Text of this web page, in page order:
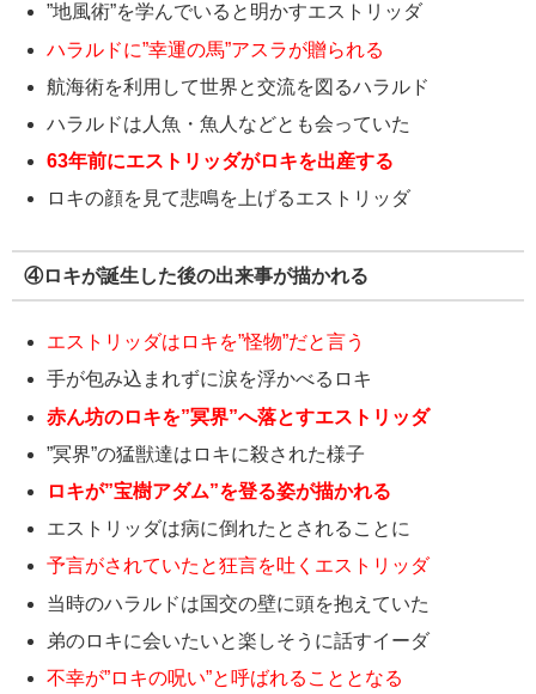
”地風術”を学んでいると明かすエストリッダ
ハラルドに”幸運の馬”アスラが贈られる
航海術を利用して世界と交流を図るハラルド
ハラルドは人魚・魚人などとも会っていた
63年前にエストリッダがロキを出産する
ロキの顔を見て悲鳴を上げるエストリッダ
④ロキが誕生した後の出来事が描かれる
エストリッダはロキを”怪物”だと言う
手が包み込まれずに涙を浮かべるロキ
赤ん坊のロキを”冥界”へ落とすエストリッダ
”冥界”の猛獣達はロキに殺された様子
ロキが”宝樹アダム”を登る姿が描かれる
エストリッダは病に倒れたとされることに
予言がされていたと狂言を吐くエストリッダ
当時のハラルドは国交の壁に頭を抱えていた
弟のロキに会いたいと楽しそうに話すイーダ
不幸が”ロキの呪い”と呼ばれることとなる